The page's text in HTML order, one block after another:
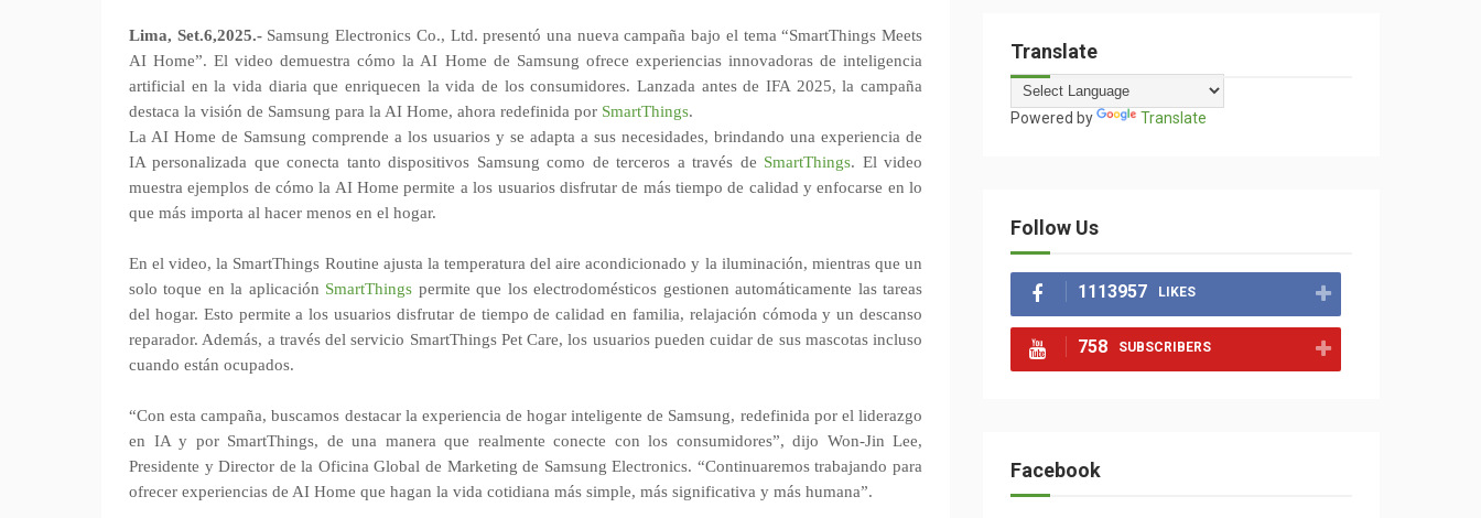
Lima, Set.6,2025.-Samsung Electronics Co., Ltd. presentó una nueva campaña bajo el tema “SmartThings Meets
AI Home”. El video demuestra cómo la AI Home de Samsung ofrece experiencias innovadoras de inteligencia
artificial en la vida diaria que enriquecen la vida de los consumidores. Lanzada antes de IFA 2025, la campaña
destaca la visión de Samsung para la AI Home, ahora redefinida por SmartThings.
La AI Home de Samsung comprende a los usuarios y se adapta a sus necesidades, brindando una experiencia de
IA personalizada que conecta tanto dispositivos Samsung como de terceros a través de SmartThings. El video
muestra ejemplos de cómo la AI Home permite a los usuarios disfrutar de más tiempo de calidad y enfocarse en lo
que más importa al hacer menos en el hogar.
En el video, la SmartThings Routine ajusta la temperatura del aire acondicionado y la iluminación, mientras que un
solo toque en la aplicación SmartThings permite que los electrodomésticos gestionen automáticamente las tareas
del hogar. Esto permite a los usuarios disfrutar de tiempo de calidad en familia, relajación cómoda y un descanso
reparador. Además, a través del servicio SmartThings Pet Care, los usuarios pueden cuidar de sus mascotas incluso
cuando están ocupados.
“Con esta campaña, buscamos destacar la experiencia de hogar inteligente de Samsung, redefinida por el liderazgo
en IA y por SmartThings, de una manera que realmente conecte con los consumidores”, dijo Won-Jin Lee,
Presidente y Director de la Oficina Global de Marketing de Samsung Electronics. “Continuaremos trabajando para
ofrecer experiencias de AI Home que hagan la vida cotidiana más simple, más significativa y más humana”.
Translate
Powered by Translate
Follow Us
1113957 LIKES
758 SUBSCRIBERS
Facebook